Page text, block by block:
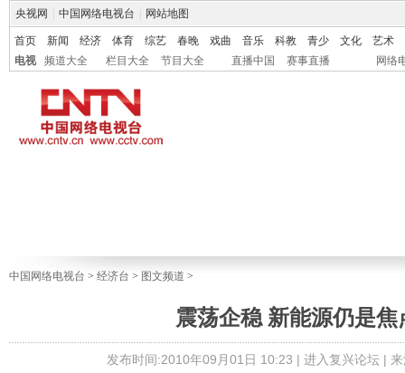
央视网 中国网络电视台 网站地图
首页 新闻 经济 体育 综艺 春晚 戏曲 音乐 科教 青少 文化
艺术
电视
频道大全 栏目大全 节目大全 直播中国 赛事直播 网络
中国网络电视台 > 经济台 > 图文频道 >
震荡企稳 新能源仍是焦
发布时间:2010年09月01日 10:23 | 进入复兴论坛| 来